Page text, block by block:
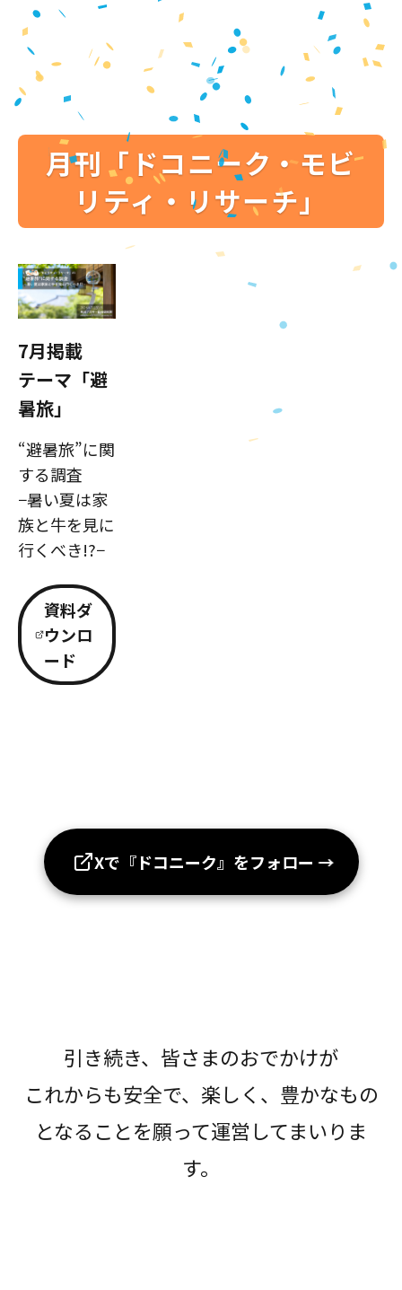
月刊「ドコニーク・モビ
リティ・リサーチ」
7月掲載
テーマ「避
暑旅」
“避暑旅”に関
する調査
−暑い夏は家
族と牛を見に
行くべき!?−
資料ダ
ウンロ
ード
Xで『ドコニーク』をフォロー →
引き続き、皆さまのおでかけが
これからも安全で、楽しく、豊かなもの
となることを願って運営してまいりま
す。